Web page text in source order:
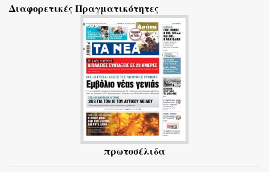
λ
Διαφορετικές Πραγματικότητες
πρωτοσέλιδα